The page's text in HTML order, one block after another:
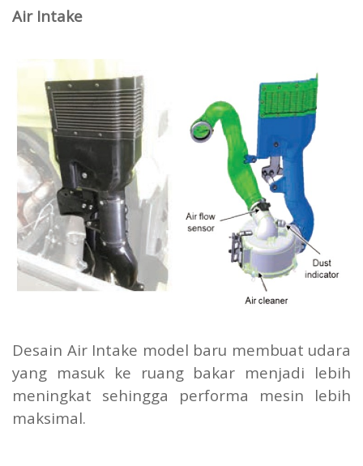
Air Intake
Desain Air Intake model baru membuat udara
yang masuk ke ruang bakar menjadi lebih
meningkat sehingga performa mesin lebih
maksimal.